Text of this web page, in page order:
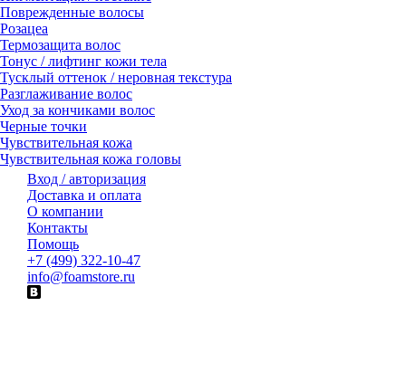
Поврежденные волосы
Розацеа
Термозащита волос
Тонус / лифтинг кожи тела
Тусклый оттенок / неровная текстура
Разглаживание волос
Уход за кончиками волос
Черные точки
Чувствительная кожа
Чувствительная кожа головы
Вход / авторизация
Доставка и оплата
О компании
Контакты
Помощь
+7 (499) 322-10-47
info@foamstore.ru